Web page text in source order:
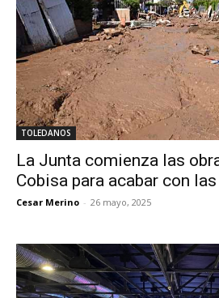
TOLEDANOS
La Junta comienza las
Cobisa para acabar con
Cesar Merino - 26 mayo, 2025